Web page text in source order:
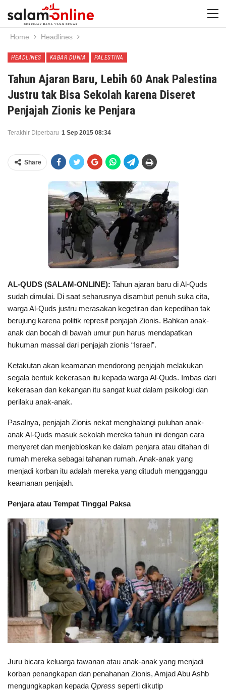
Home Headlines
HEADLINES KABAR DUNIA PALESTINA
Tahun Ajaran Baru, Lebih 60 Anak Palestina
Justru tak Bisa Sekolah karena Diseret
Penjajah Zionis ke Penjara
Terakhir Diperbaru 1 Sep 2015 08:34
Share
AL-QUDS (SALAM-ONLINE): Tahun ajaran baru di Al-Quds
sudah dimulai. Di saat seharusnya disambut penuh suka cita,
warga Al-Quds justru merasakan kegetiran dan kepedihan tak
berujung karena politik represif penjajah Zionis. Bahkan anak-
anak dan bocah di bawah umur pun harus mendapatkan
hukuman massal dari penjajah zionis “Israel”.
Ketakutan akan keamanan mendorong penjajah melakukan
segala bentuk kekerasan itu kepada warga Al-Quds. Imbas dari
kekerasan dan kekangan itu sangat kuat dalam psikologi dan
perilaku anak-anak.
Pasalnya, penjajah Zionis nekat menghalangi puluhan anak-
anak Al-Quds masuk sekolah mereka tahun ini dengan cara
menyeret dan menjebloskan ke dalam penjara atau ditahan di
rumah mereka sebagai tahanan rumah. Anak-anak yang
menjadi korban itu adalah mereka yang dituduh mengganggu
keamanan penjajah.
Penjara atau Tempat Tinggal Paksa
Juru bicara keluarga tawanan atau anak-anak yang menjadi
korban penangkapan dan penahanan Zionis, Amjad Abu Ashb
mengungkapkan kepada Qpress seperti dikutip